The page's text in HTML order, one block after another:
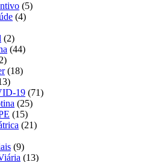
(5)
(4)
(2)
(44)
(18)
19 (71)
(25)
(15)
(21)
(9)
(13)